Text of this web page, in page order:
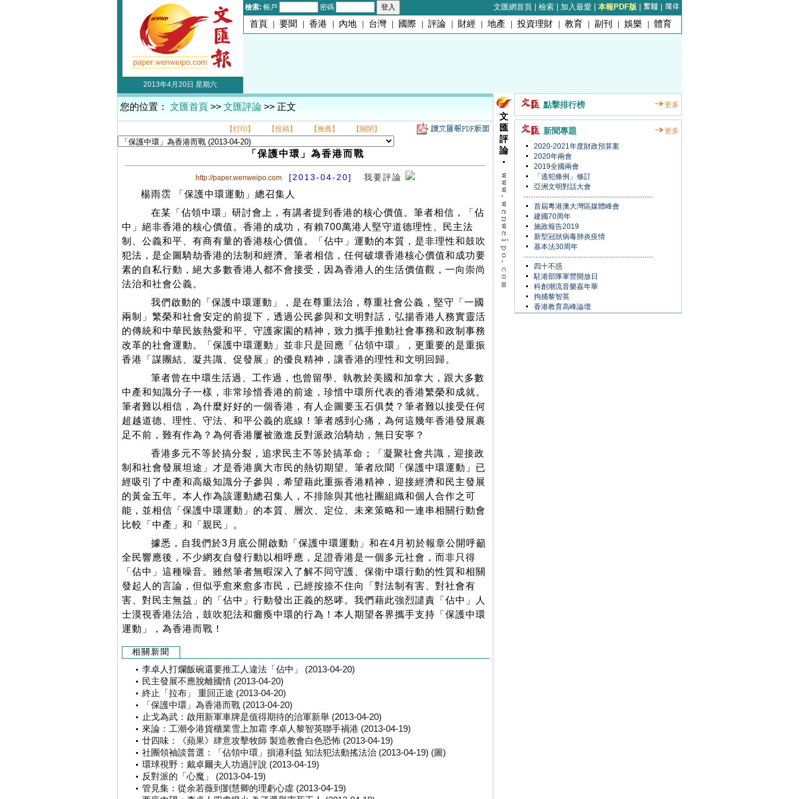
檢索: 帳戶 密碼 文匯網首頁 檢索 加入最愛 本報PDF版
首頁 | 要聞 | 香港 | 內地 | 台灣 | 國際 | 評論 | 財經 | 地產 | 投資理財 | 教育 | 副刊 | 娛樂 | 體育
2013年4月20日 星期六
您的位置： 文匯首頁 >> 文匯評論 >> 正文
【打印】 【投稿】 【推薦】 【關閉】
「保護中環」為香港而戰
http://paper.wenweipo.com [2013-04-20] 我要評論
楊雨霑 「保護中環運動」總召集人
在某「佔領中環」研討會上，有講者提到香港的核心價值。筆者相信，「佔
中」絕非香港的核心價值。香港的成功，有賴700萬港人堅守道德理性、民主法
制、公義和平、有商有量的香港核心價值。「佔中」運動的本質，是非理性和鼓吹
犯法，是企圖騎劫香港的法制和經濟。筆者相信，任何破壞香港核心價值和成功要
素的自私行動，絕大多數香港人都不會接受，因為香港人的生活價值觀，一向崇尚
法治和社會公義。
我們啟動的「保護中環運動」，是在尊重法治，尊重社會公義，堅守「一國
兩制」繁榮和社會安定的前提下，透過公民參與和文明對話，弘揚香港人務實靈活
的傳統和中華民族熱愛和平、守護家園的精神，致力攜手推動社會事務和政制事務
改革的社會運動。「保護中環運動」並非只是回應「佔領中環」，更重要的是重振
香港「謀團結、凝共識、促發展」的優良精神，讓香港的理性和文明回歸。
筆者曾在中環生活過、工作過，也曾留學、執教於美國和加拿大，跟大多數
中產和知識分子一樣，非常珍惜香港的前途，珍惜中環所代表的香港繁榮和成就。
筆者難以相信，為什麼好好的一個香港，有人企圖要玉石俱焚？筆者難以接受任何
超越道德、理性、守法、和平公義的底線！筆者感到心痛，為何這幾年香港發展裹
足不前，難有作為？為何香港屢被激進反對派政治騎劫，無日安寧？
香港多元不等於搞分裂，追求民主不等於搞革命；「凝聚社會共識，迎接政
制和社會發展坦途」才是香港廣大市民的熱切期望。筆者欣聞「保護中環運動」已
經吸引了中產和高級知識分子參與，希望藉此重振香港精神，迎接經濟和民主發展
的黃金五年。本人作為該運動總召集人，不排除與其他社團組織和個人合作之可
能，並相信「保護中環運動」的本質、層次、定位、未來策略和一連串相關行動會
比較「中產」和「親民」。
據悉，自我們於3月底公開啟動「保護中環運動」和在4月初於報章公開呼籲
全民響應後，不少網友自發行動以相呼應，足證香港是一個多元社會，而非只得
「佔中」這種噪音。雖然筆者無暇深入了解不同守護、保衛中環行動的性質和相關
發起人的言論，但似乎愈來愈多市民，已經按捺不住向「對法制有害、對社會有
害、對民主無益」的「佔中」行動發出正義的怒哮。我們藉此強烈譴責「佔中」人
士漠視香港法治，鼓吹犯法和癱瘓中環的行為！本人期望各界攜手支持「保護中環
運動」，為香港而戰！
相關新聞
李卓人打爛飯碗還要推工人違法「佔中」 (2013-04-20)
民主發展不應脫離國情 (2013-04-20)
終止「拉布」 重回正途 (2013-04-20)
「保護中環」為香港而戰 (2013-04-20)
止戈為武：啟用新軍車牌是值得期待的治軍新舉 (2013-04-20)
來論：工潮令港貨櫃業雪上加霜 李卓人黎智英聯手禍港 (2013-04-19)
廿四味：《蘋果》肆意攻擊牧師 製造教會白色恐怖 (2013-04-19)
社團領袖談普選：「佔領中環」損港利益 知法犯法動搖法治 (2013-04-19) (圖)
環球視野：戴卓爾夫人功過評說 (2013-04-19)
反對派的「心魔」 (2013-04-19)
管見集：從余若薇到劉慧卿的理虧心虛 (2013-04-19)
文
匯
評
論
點擊排行榜 更多
新聞專題
更多
2020-2021年度財政預算案
2020年兩會
2019全國兩會
「逃犯條例」修訂
亞洲文明對話大會
首屆粵港澳大灣區媒體峰會
建國70周年
施政報告2019
新型冠狀病毒肺炎疫情
基本法30周年
四十不惑
駐港部隊軍營開放日
科創潮流音樂嘉年華
拘捕黎智英
香港教育高峰論壇